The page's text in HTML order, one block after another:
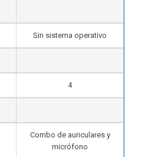
Sin sistema operativo
4
Combo de auriculares y
micrófono